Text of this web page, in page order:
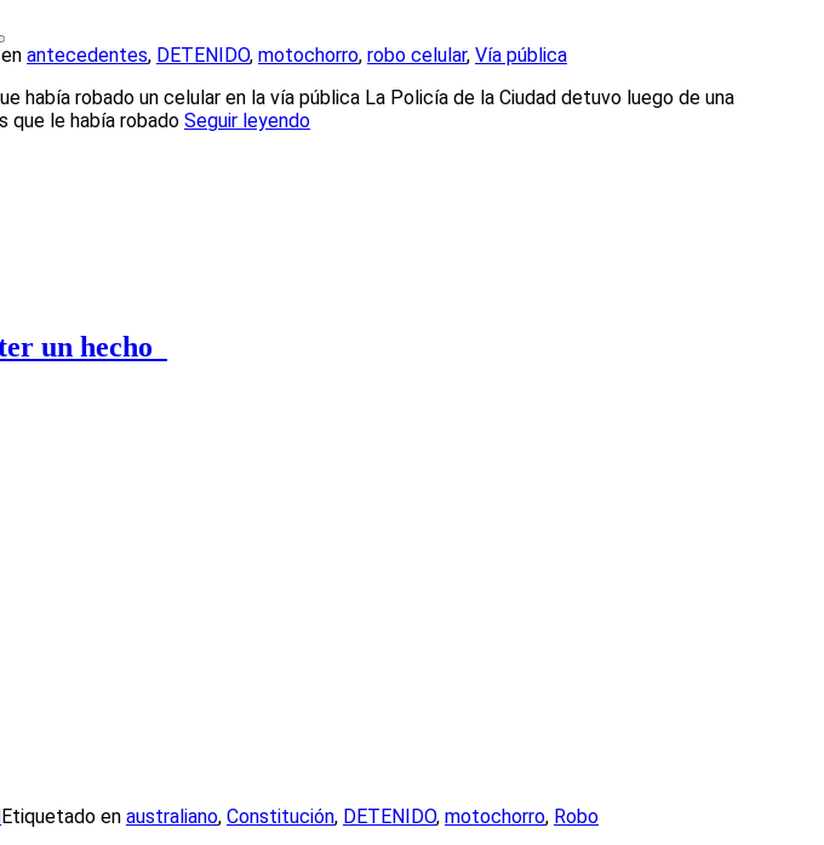
antecedentes, DETENIDO, motochorro, robo celular, Vía pública
robado un celular en la vía pública La Policía de la Ciudad detuvo luego de una
que le había robado Seguir leyendo
un hecho
Etiquetado en australiano, Constitución, DETENIDO, motochorro, Robo